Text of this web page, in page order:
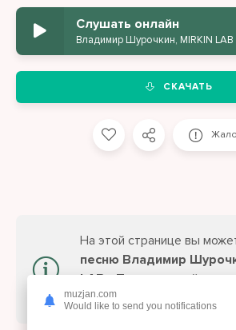
Слушать онлайн
СКАЧАТЬ
На этой странице вы
песню Владимир
LAB - Ты послушай, ты
Pop)или слушайте онлайн
muzjan.com
Would like to send you notifications